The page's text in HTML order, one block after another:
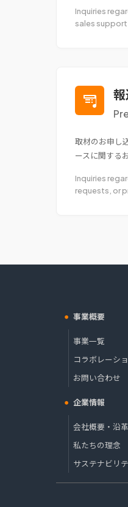
Inquiries
sales
取材のお申し
ースに関する
Inquiries
requests, or
事業概要
事業一覧
コラボレーシ
お問い合わせ
企業情報
会社概要・沿革
私たちの理念
サステナビリ